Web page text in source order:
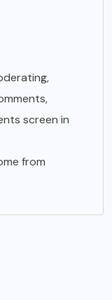
screen in
from